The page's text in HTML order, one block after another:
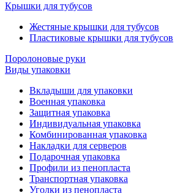
Крышки для тубусов
Жестяные крышки для тубусов
Пластиковые крышки для тубусов
Поролоновые руки
Виды упаковки
Вкладыши для упаковки
Военная упаковка
Защитная упаковка
Индивидуальная упаковка
Комбинированная упаковка
Накладки для серверов
Подарочная упаковка
Профили из пенопласта
Транспортная упаковка
Уголки из пенопласта